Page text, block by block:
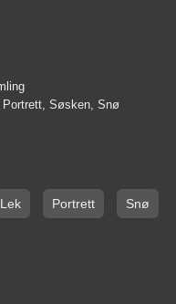
Søsken, Snø
Lek Portrett Snø